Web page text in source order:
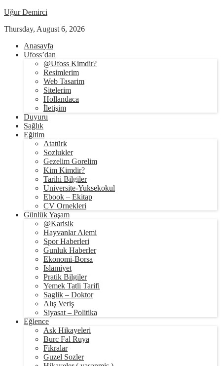
Uğur Demirci
Thursday, August 6, 2026
Anasayfa
Ufoss’dan
@Ufoss Kimdir?
Resimlerim
Web Tasarim
Sitelerim
Hollandaca
İletişim
Duyuru
Sağlık
Eğitim
Atatürk
Sozlukler
Gezelim Gorelim
Kim Kimdir?
Tarihi Bilgiler
Universite-Yuksekokul
Ebook – Ekitap
CV Ornekleri
Günlük Yaşam
@Karisik
Hayvanlar Alemi
Spor Haberleri
Gunluk Haberler
Ekonomi-Borsa
Islamiyet
Pratik Bilgiler
Yemek Tatli Tarifi
Saglik – Doktor
Alış Veriş
Siyasat – Politika
Eğlence
Ask Hikayeleri
Burc Fal Ruya
Fikralar
Guzel Sozler